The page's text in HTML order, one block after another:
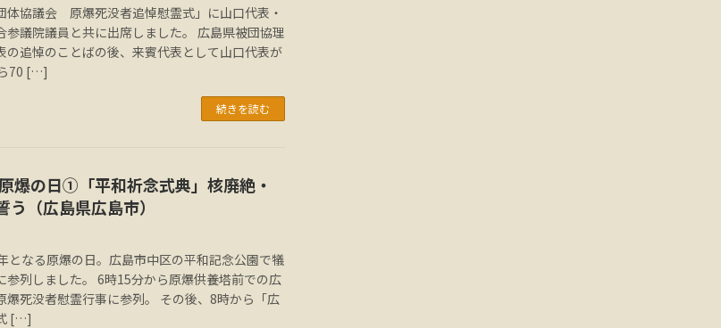
体協議会 原爆死没者追悼慰霊式」に山口代表・
参議院議員と共に出席しました。 広島県被団協理
の追悼のことばの後、来賓代表として山口代表が
70 […]
続きを読む
爆の日①「平和祈念式典」核廃絶・
（広島県広島市）
となる原爆の日。広島市中区の平和記念公園で犠
参列しました。 6時15分から原爆供養塔前での広
爆死没者慰霊行事に参列。 その後、8時から「広
[…]